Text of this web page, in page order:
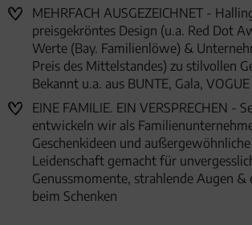
MEHRFACH AUSGEZEICHNET -
preisgekröntes Design (u.a. Red Dot
Werte (Bay. Familienlöwe) &
Preis des Mittelstandes) zu stilvollen
Bekannt u.a. aus BUNTE, Gala,
EINE FAMILIE. EIN VERSPRECHEN -
entwickeln wir als
Geschenkideen und
Leidenschaft gemacht für
Genussmomente, strahlende Augen &
beim Schenken